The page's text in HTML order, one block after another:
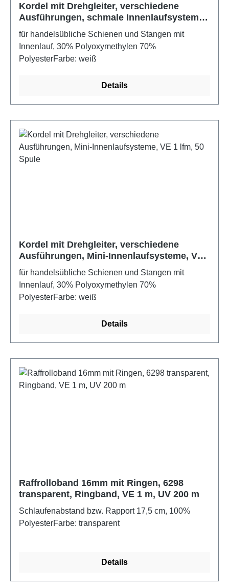
Kordel mit Drehgleiter, verschiedene
Ausführungen, schmale Innenlaufsysteme,
VE 1 lfm, 50 Spule
für handelsübliche Schienen und Stangen mit
Innenlauf, 30% Polyoxymethylen 70%
PolyesterFarbe: weiß
Details
Kordel mit Drehgleiter, verschiedene
Ausführungen, Mini-Innenlaufsysteme, VE
1 lfm, 50 Spule
für handelsübliche Schienen und Stangen mit
Innenlauf, 30% Polyoxymethylen 70%
PolyesterFarbe: weiß
Details
Raffrolloband 16mm mit Ringen, 6298
transparent, Ringband, VE 1 m, UV 200 m
Schlaufenabstand bzw. Rapport 17,5 cm, 100%
PolyesterFarbe: transparent
Details